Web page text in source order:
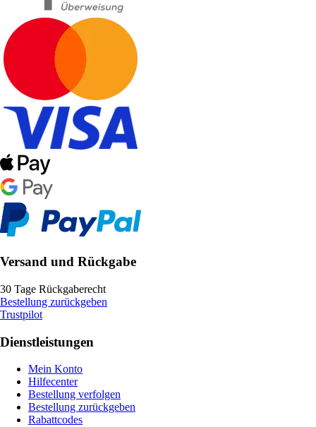
Versand und Rückgabe
30 Tage Rückgaberecht
Bestellung zurückgeben
Trustpilot
Dienstleistungen
Mein Konto
Hilfecenter
Bestellung verfolgen
Bestellung zurückgeben
Rabattcodes